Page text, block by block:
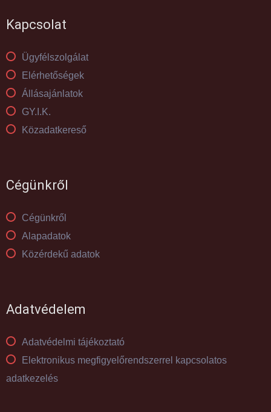
Kapcsolat
Ügyfélszolgálat
Elérhetőségek
Állásajánlatok
GY.I.K.
Közadatkereső
Cégünkről
Cégünkről
Alapadatok
Közérdekű adatok
Adatvédelem
Adatvédelmi tájékoztató
Elektronikus megfigyelőrendszerrel kapcsolatos
adatkezelés